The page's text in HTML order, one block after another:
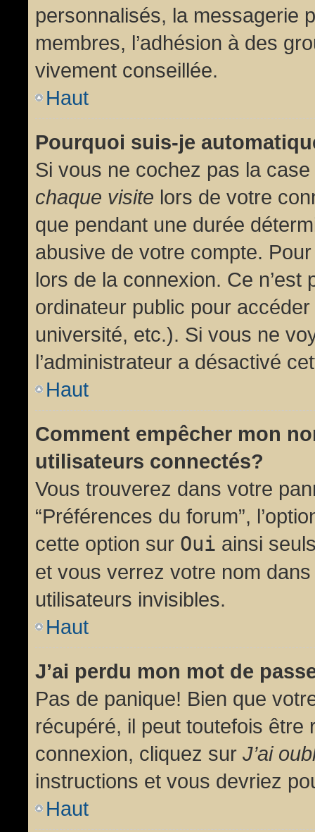
personnalisés, la messagerie
membres, l’adhésion à des
vivement conseillée.
Haut
Pourquoi suis-je
Si vous ne cochez pas la case
chaque visite lors de votre
que pendant une durée
abusive de votre compte.
lors de la connexion. Ce
ordinateur public pour
université, etc.). Si vous ne
l’administrateur a désactivé
Haut
Comment empêcher mon
utilisateurs connectés?
Vous trouverez dans votre
“Préférences du forum”,
cette option sur Oui ainsi
et vous verrez votre nom
utilisateurs invisibles.
Haut
J’ai perdu mon mot de
Pas de panique! Bien que
récupéré, il peut toutefois être
connexion, cliquez sur J’ai
instructions et vous devriez
Haut